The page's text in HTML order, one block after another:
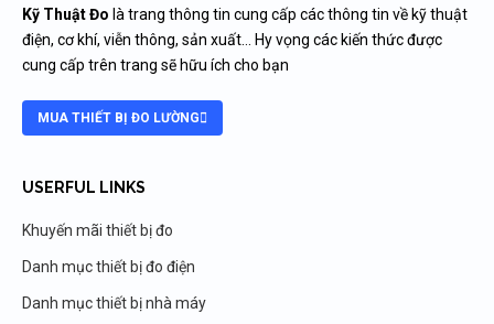
Kỹ Thuật Đo là trang thông tin cung cấp các thông tin về kỹ thuật
điện, cơ khí, viễn thông, sản xuất… Hy vọng các kiến thức được
cung cấp trên trang sẽ hữu ích cho bạn
MUA THIẾT BỊ ĐO LƯỜNG
USERFUL LINKS
Khuyến mãi thiết bị đo
Danh mục thiết bị đo điện
Danh mục thiết bị nhà máy